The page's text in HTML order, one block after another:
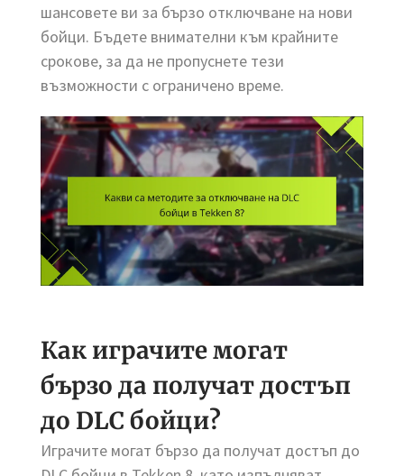
шансовете ви за бързо отключване на нови
бойци. Бъдете внимателни към крайните
срокове, за да не пропуснете тези
възможности с ограничено време.
Как играчите могат
бързо да получат достъп
до DLC бойци?
Играчите могат бързо да получат достъп до